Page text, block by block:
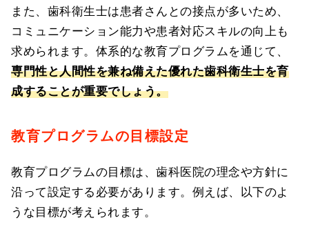
また、歯科衛生士は患者さんとの接点が多いため、
コミュニケーション能力や患者対応スキルの向上も
求められます。体系的な教育プログラムを通じて、
専門性と人間性を兼ね備えた優れた歯科衛生士を育
成することが重要でしょう。
教育プログラムの目標設定
教育プログラムの目標は、歯科医院の理念や方針に
沿って設定する必要があります。例えば、以下のよ
うな目標が考えられます。